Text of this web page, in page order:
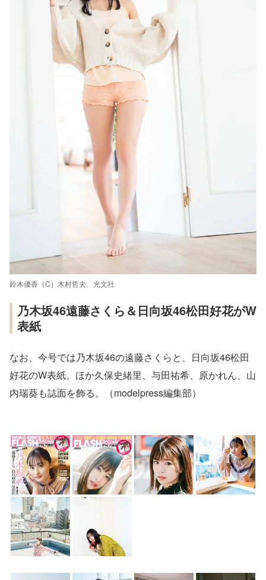
鈴木優香（C）木村哲夫、光文社
乃木坂46遠藤さくら＆日向坂46松田好花がW
表紙
なお、今号では乃木坂46の遠藤さくらと、日向坂46松田
好花のW表紙。ほか久保史緒里、与田祐希、原かれん、山
内瑞葵も誌面を飾る。（modelpress編集部）